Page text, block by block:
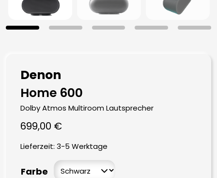
Denon
Home 600
Dolby Atmos Multiroom Lautsprecher
699,00 €
Lieferzeit: 3-5 Werktage
Farbe